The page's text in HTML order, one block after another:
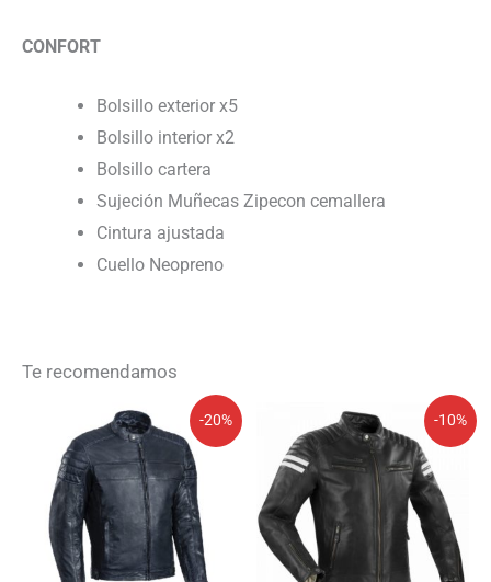
CONFORT
Bolsillo exterior x5
Bolsillo interior x2
Bolsillo cartera
Sujeción Muñecas Zipecon cemallera
Cintura ajustada
Cuello Neopreno
Te recomendamos
-20%
El
precio
original
era:
389,99€.
precio
actual
es:
311,99€.
-10%
El
precio
original
era:
449,99€.
precio
actual
es:
404,99€.